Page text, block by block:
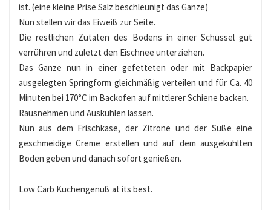
ist. (eine kleine Prise Salz beschleunigt das Ganze)
Nun stellen wir das Eiweiß zur Seite.
Die restlichen Zutaten des Bodens in einer Schüssel gut
verrühren und zuletzt den Eischnee unterziehen.
Das Ganze nun in einer gefetteten oder mit Backpapier
ausgelegten Springform gleichmäßig verteilen und für Ca. 40
Minuten bei 170°C im Backofen auf mittlerer Schiene backen.
Rausnehmen und Auskühlen lassen.
Nun aus dem Frischkäse, der Zitrone und der Süße eine
geschmeidige Creme erstellen und auf dem ausgekühlten
Boden geben und danach sofort genießen.
Low Carb Kuchengenuß at its best.